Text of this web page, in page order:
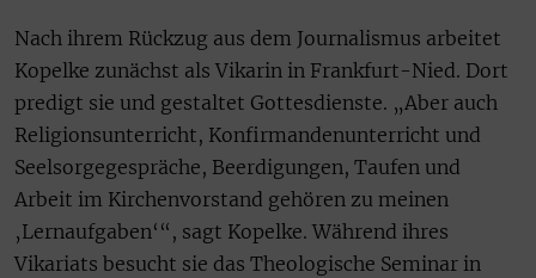
Nach ihrem Rückzug aus dem Journalismus arbeitet
Kopelke zunächst als Vikarin in Frankfurt-Nied. Dort
predigt sie und gestaltet Gottesdienste. „Aber auch
Religionsunterricht, Konfirmandenunterricht und
Seelsorgegespräche, Beerdigungen, Taufen und
Arbeit im Kirchenvorstand gehören zu meinen
‚Lernaufgaben‘“, sagt Kopelke. Während ihres
Vikariats besucht sie das Theologische Seminar in